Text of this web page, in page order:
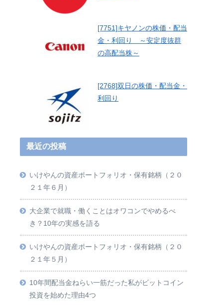
[7751]キヤノンの株価・配当
金・利回り ～安定度抜群
の高配当株～
[2768]双日の株価・配当金・
利回り
最近の投稿
いけやんの資産ポートフォリオ・保有銘柄（２０
２１年６月）
大企業で就職・働くことはオワコンでやめるべ
き？10年の実感を語る
いけやんの資産ポートフォリオ・保有銘柄（２０
２１年５月）
10年間配当金ねらい一筋だった私がビットコイン
投資を始めた理由4つ